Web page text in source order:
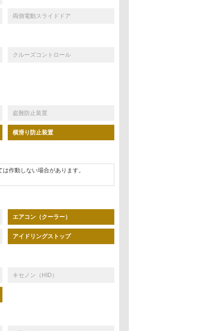
両側電動スライドドア
クルーズコントロール
盗難防止装置
横滑り防止装置
作動しない場合があります。
エアコン（クーラー）
アイドリングストップ
キセノン（HID）